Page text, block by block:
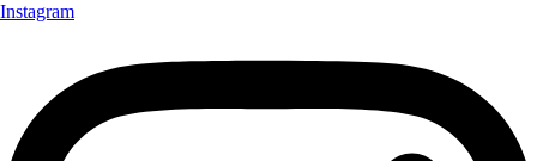
Instagram